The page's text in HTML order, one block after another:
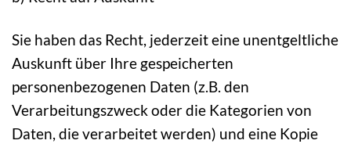
Sie haben das Recht, jederzeit eine unentgeltliche
Auskunft über Ihre gespeicherten
personenbezogenen Daten (z.B. den
Verarbeitungszweck oder die Kategorien von
Daten, die verarbeitet werden) und eine Kopie